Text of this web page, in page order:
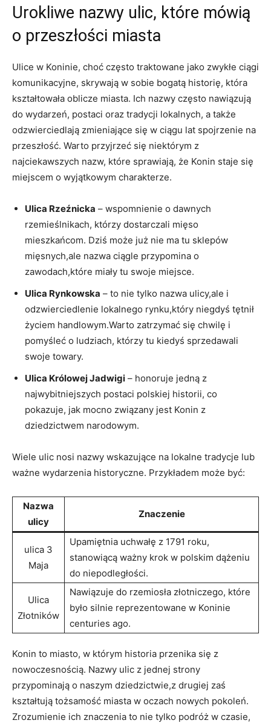
Urokliwe nazwy ulic, które mówią
o przeszłości miasta
Ulice w Koninie, choć często traktowane jako zwykłe ciągi
komunikacyjne, skrywają w sobie ‍bogatą historię, która
kształtowała oblicze miasta. Ich nazwy często⁢ nawiązują
do wydarzeń, ‍postaci oraz⁣ tradycji​ lokalnych, a ⁣także
odzwierciedlają zmieniające się w ciągu lat spojrzenie na
przeszłość. Warto przyjrzeć się niektórym z
najciekawszych⁤ nazw, które sprawiają, że Konin staje się ​
miejscem o wyjątkowym charakterze.
Ulica Rzeźnicka ​– wspomnienie o dawnych
‌rzemieślnikach, ⁤którzy dostarczali mięso
mieszkańcom.⁣ Dziś może już nie ma​ tu sklepów
mięsnych,ale nazwa ciągle⁣ przypomina o
zawodach,które miały tu swoje miejsce.
Ulica Rynkowska – to nie tylko nazwa ulicy,ale i
odzwierciedlenie lokalnego ​rynku,który niegdyś tętnił
życiem handlowym.Warto zatrzymać się chwilę i
pomyśleć o ludziach, którzy tu kiedyś sprzedawali
⁣swoje towary.
Ulica⁢ Królowej ‍Jadwigi – honoruje jedną z
najwybitniejszych postaci polskiej‌ historii, co
pokazuje, jak mocno związany jest Konin z
dziedzictwem ⁣narodowym.
Wiele ulic nosi nazwy ‌wskazujące na lokalne tradycje ‍lub
ważne wydarzenia historyczne. Przykładem może być:
Nazwa
ulicy
Znaczenie
ulica 3⁢
Maja
Upamiętnia uchwałę z 1791 roku,
stanowiącą‍ ważny krok w polskim dążeniu
do⁢ niepodległości.
Ulica⁤
Złotników
Nawiązuje‍ do rzemiosła złotniczego, które
było silnie reprezentowane w Koninie
centuries ago.
Konin to miasto, w którym historia przenika się z
nowoczesnością. Nazwy ulic z jednej strony
przypominają o naszym dziedzictwie,z drugiej⁢ zaś
kształtują tożsamość miasta w oczach nowych pokoleń.⁣
Zrozumienie ich znaczenia to nie tylko podróż w czasie,